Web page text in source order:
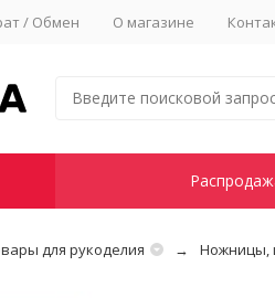
/ Обмен О магазине
для рукоделия Ножницы,